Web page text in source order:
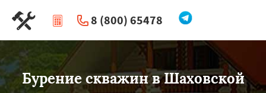
8 (800) 65478
| Перезвоните мне
Бурение скважин в Шаховской